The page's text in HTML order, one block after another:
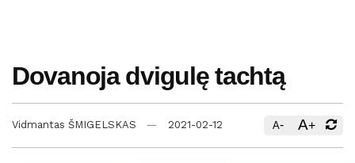
Dovanoja dvigulę tachtą
Vidmantas ŠMIGELSKAS 2021-02-12 A- A+